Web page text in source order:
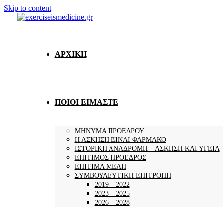
Skip to content
ΑΡΧΙΚΗ
ΠΟΙΟΙ ΕΙΜΑΣΤΕ
ΜΗΝΥΜΑ ΠΡΟΕΔΡΟΥ
Η ΑΣΚΗΣΗ ΕΙΝΑΙ ΦΑΡΜΑΚΟ
ΙΣΤΟΡΙΚΗ ΑΝΑΔΡΟΜΗ – ΑΣΚΗΣΗ ΚΑΙ ΥΓΕΙΑ
ΕΠΙΤΙΜΟΣ ΠΡΟΕΔΡΟΣ
ΕΠΙΤΙΜΑ ΜΕΛΗ
ΣΥΜΒΟΥΛΕΥΤΙΚΗ ΕΠΙΤΡΟΠΗ
2019 – 2022
2023 – 2025
2026 – 2028